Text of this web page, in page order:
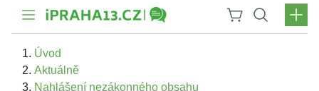
Úvod
Aktuálně
Nahlášení nezákonného obsahu